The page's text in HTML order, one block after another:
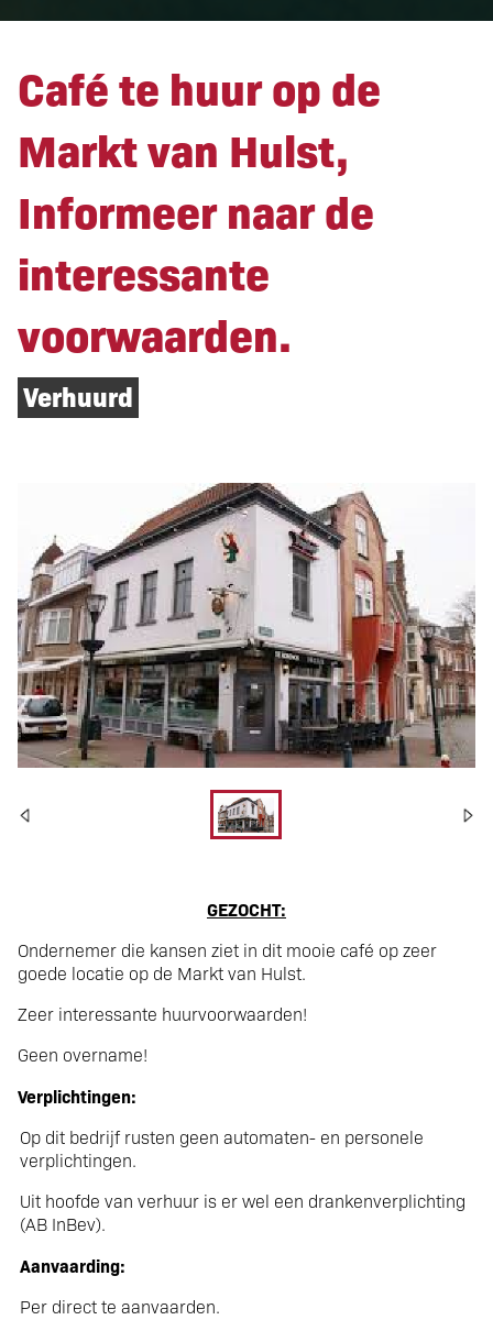
Café te huur op de
Markt van Hulst,
Informeer naar de
interessante
voorwaarden.
Verhuurd
Café te huur op de
Markt van Hulst,
Informeer naar de
interessante
voorwaarden.
GEZOCHT:
Ondernemer die kansen ziet in dit mooie café op zeer
goede locatie op de Markt van Hulst.
Zeer interessante huurvoorwaarden!
Geen overname!
Verplichtingen:
Op dit bedrijf rusten geen automaten- en personele
verplichtingen.
Uit hoofde van verhuur is er wel een drankenverplichting
(AB InBev).
Aanvaarding:
Per direct te aanvaarden.